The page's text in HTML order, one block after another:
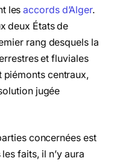
lesaccords d’Alger.
deux États de
rang desquels la
et fluviales
piémonts centraux,
jugée
concernées est
faits, il n’y aura